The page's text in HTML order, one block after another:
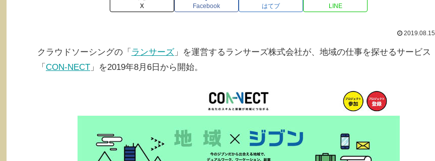
X Facebook はてブ LINE
2019.08.15
クラウドソーシングの「 ランサーズ 」を運営するランサーズ株式会社が、地域の仕事を探せるサービス
「 CON-NECT 」を2019年8月6日から開始。